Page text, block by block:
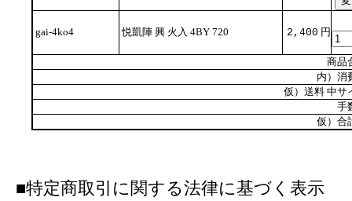
gai-4ko4 悦凱陣 興 火入 4BY 720 2,400 円
商品
内）消
仮）送料 中サ
手
仮）合
■特定商取引に関する法律に基づく表示